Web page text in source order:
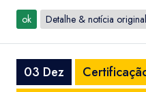
ok Detalhe & notícia original
03 Dez